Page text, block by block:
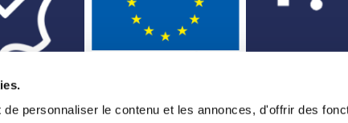
personnaliser le contenu et les annonces, d'offrir des